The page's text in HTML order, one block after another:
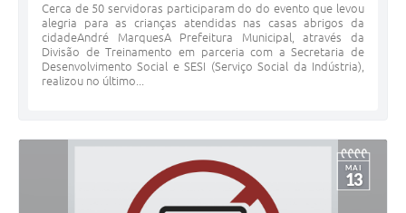
Cerca de 50 servidoras participaram do do evento que levou
alegria para as crianças atendidas nas casas abrigos da
cidadeAndré MarquesA Prefeitura Municipal, através da
Divisão de Treinamento em parceria com a Secretaria de
Desenvolvimento Social e SESI (Serviço Social da Indústria),
realizou no último...
MAI
13